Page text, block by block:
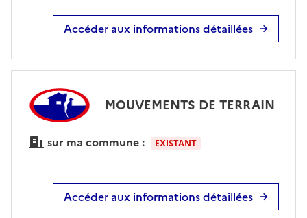
Accéder aux informations détaillées
MOUVEMENTS DE TERRAIN
sur ma commune : EXISTANT
Accéder aux informations détaillées